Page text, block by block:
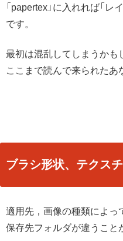
「papertex」に入れれば「
です。
最初は混乱してしまうかも
ここまで読んで来られたあ
ブラシ形状、テクス
適用先，画像の種類によっ
保存先フォルダが違うこと